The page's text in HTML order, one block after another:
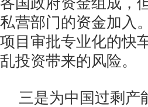
私营部门的资金加入
项目审批专业化的快
乱投资带来的风险。
三是为中国过剩产